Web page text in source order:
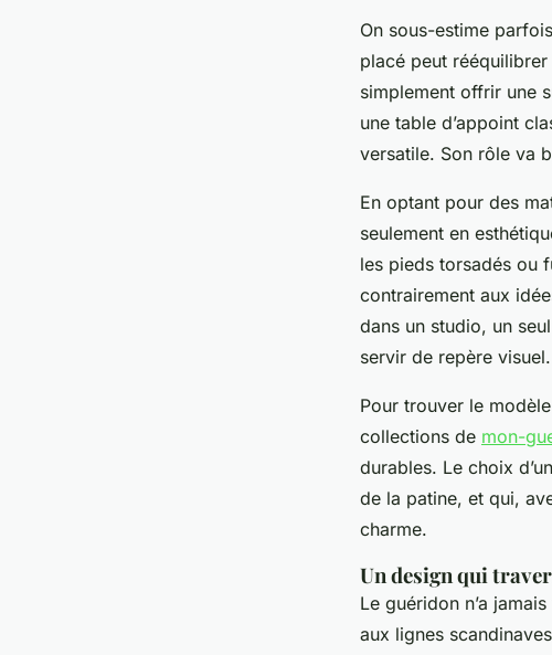
On sous-estime
placé peut
simplement offrir une
une table d’appoint
versatile. Son rôle va
En optant pour des
seulement en
les pieds torsadés ou
contrairement aux
dans un studio, un
servir de repère visuel.
Pour trouver le
collections de mon-
durables. Le choix
de la patine, et qui,
charme.
Un design qui
Le guéridon n’a
aux lignes